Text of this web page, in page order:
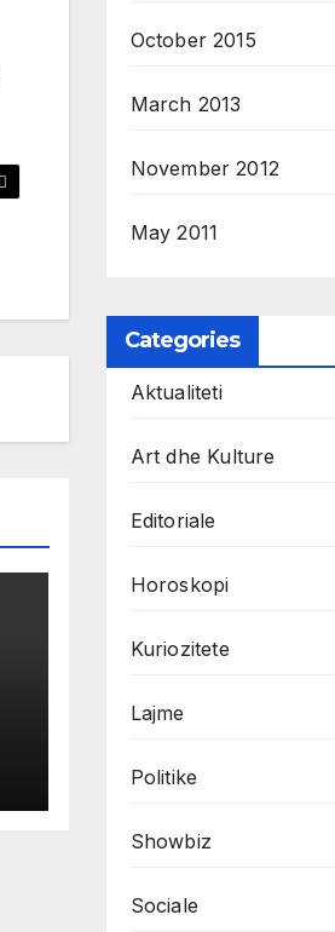
October 2015
March 2013
November 2012
May 2011
Categories
Aktualiteti
Art dhe Kulture
Editoriale
Horoskopi
Kuriozitete
Lajme
Politike
Showbiz
Sociale